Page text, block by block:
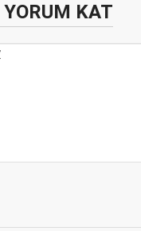
YORUM KAT